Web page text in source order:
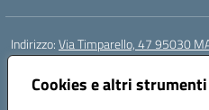
Cookies e altri
Indirizzo:Via Timparello, 47 95030
Centralino:
Posta elettronica certificata (PEC):